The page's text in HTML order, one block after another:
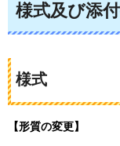
様式及び添
様式
【形質の変更】